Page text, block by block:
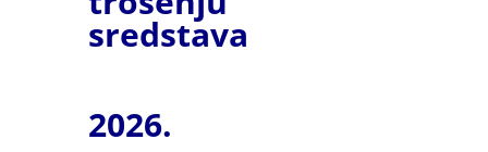
sredstava
2026.